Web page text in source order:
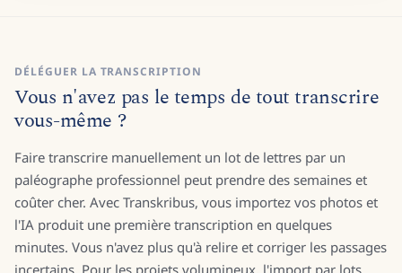
DÉLÉGUER LA TRANSCRIPTION
Vous n'avez pas le temps de tout transcrire
vous-même ?
Faire transcrire manuellement un lot de lettres par un
paléographe professionnel peut prendre des semaines et
coûter cher. Avec Transkribus, vous importez vos photos et
l'IA produit une première transcription en quelques
minutes. Vous n'avez plus qu'à relire et corriger les passages
incertains. Pour les projets volumineux, l'import par lots